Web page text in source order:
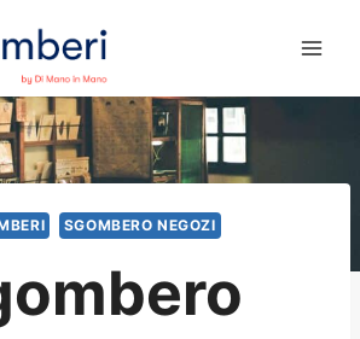
SGOMBERO NEGOZI